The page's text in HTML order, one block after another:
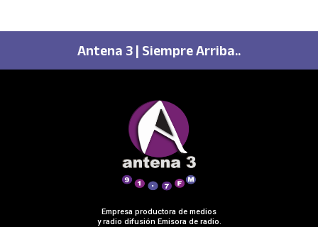
Antena 3 | Siempre Arriba..
Empresa productora de medios
y radio difusión Emisora de radio.